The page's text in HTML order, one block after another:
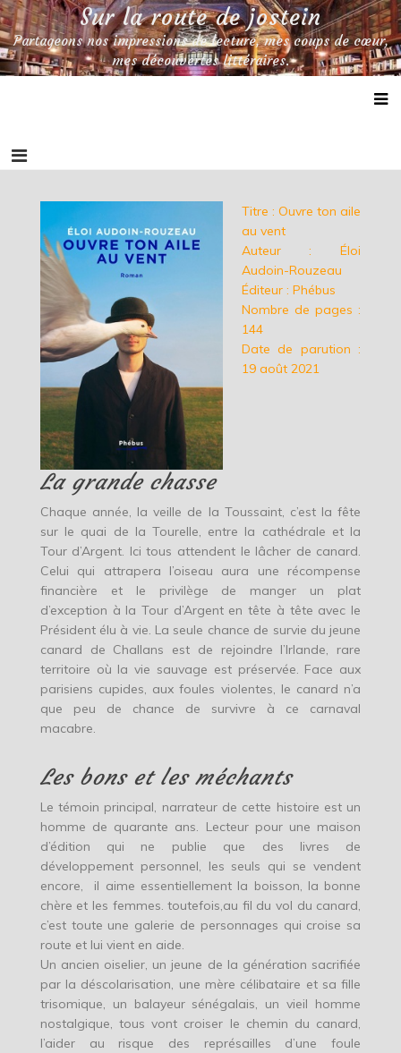
Skip
to
content
Sur la route de jostein
Partageons nos impressions de lecture, mes coups de cœur,
mes découvertes littéraires.
Titre : Ouvre ton aile
au vent
Auteur : Éloi
Audoin-Rouzeau
Éditeur : Phébus
Nombre de pages :
144
Date de parution :
19 août 2021
La grande chasse
Chaque année, la veille de la Toussaint, c’est la fête
sur le quai de la Tourelle, entre la cathédrale et la
Tour d’Argent. Ici tous attendent le lâcher de canard.
Celui qui attrapera l’oiseau aura une récompense
financière et le privilège de manger un plat
d’exception à la Tour d’Argent en tête à tête avec le
Président élu à vie. La seule chance de survie du jeune
canard de Challans est de rejoindre l’Irlande, rare
territoire où la vie sauvage est préservée. Face aux
parisiens cupides, aux foules violentes, le canard n’a
que peu de chance de survivre à ce carnaval
macabre.
Les bons et les méchants
Le témoin principal, narrateur de cette histoire est un
homme de quarante ans. Lecteur pour une maison
d’édition qui ne publie que des livres de
développement personnel, les seuls qui se vendent
encore, il aime essentiellement la boisson, la bonne
chère et les femmes. toutefois,au fil du vol du canard,
c’est toute une galerie de personnages qui croise sa
route et lui vient en aide.
Un ancien oiselier, un jeune de la génération sacrifiée
par la déscolarisation, une mère célibataire et sa fille
trisomique, un balayeur sénégalais, un vieil homme
nostalgique, tous vont croiser le chemin du canard,
l’aider au risque des représailles d’une foule